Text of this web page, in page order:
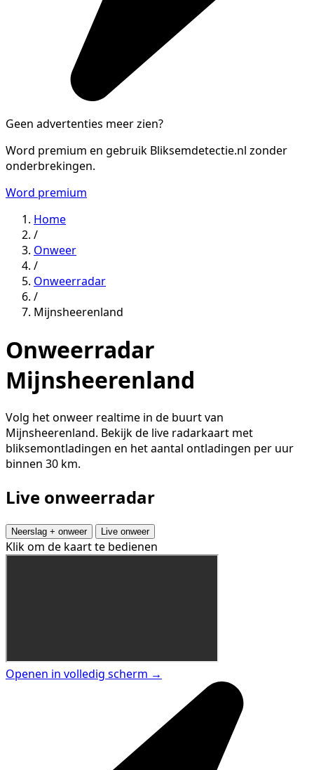
Geen advertenties meer zien?
Word premium en gebruik Bliksemdetectie.nl zonder
onderbrekingen.
Word premium
Home
/
Onweer
/
Onweerradar
/
Mijnsheerenland
Onweerradar
Mijnsheerenland
Volg het onweer realtime in de buurt van
Mijnsheerenland. Bekijk de live radarkaart met
bliksemontladingen en het aantal ontladingen per uur
binnen 30 km.
Live onweerradar
Neerslag + onweer Live onweer
Klik om de kaart te bedienen
Openen in volledig scherm →